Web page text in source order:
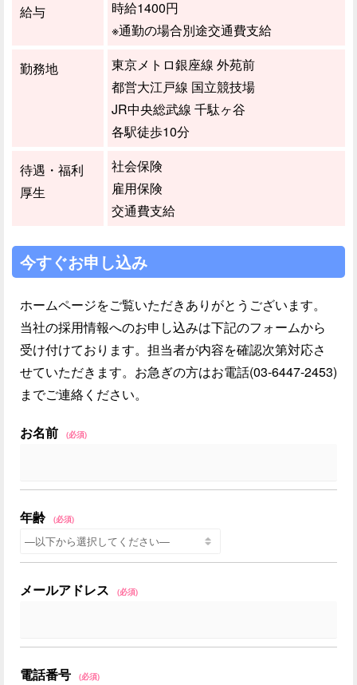
給与
時給1400円
※通勤の場合別途交通費支給
勤務地
東京メトロ銀座線 外苑前
都営大江戸線 国立競技場
JR中央総武線 千駄ヶ谷
各駅徒歩10分
待遇・福利
厚生
社会保険
雇用保険
交通費支給
今すぐお申し込み
ホームページをご覧いただきありがとうございます。
当社の採用情報へのお申し込みは下記のフォームから
受け付けております。担当者が内容を確認次第対応さ
せていただきます。お急ぎの方はお電話(03-6447-2453)
までご連絡ください。
お名前 (必須)
年齢 (必須)
メールアドレス (必須)
電話番号 (必須)